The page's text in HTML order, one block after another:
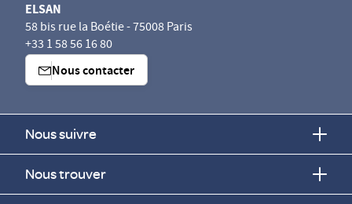
ELSAN
58 bis rue la Boétie - 75008 Paris
+33 1 58 56 16 80
Nous contacter
Nous suivre
Nous trouver